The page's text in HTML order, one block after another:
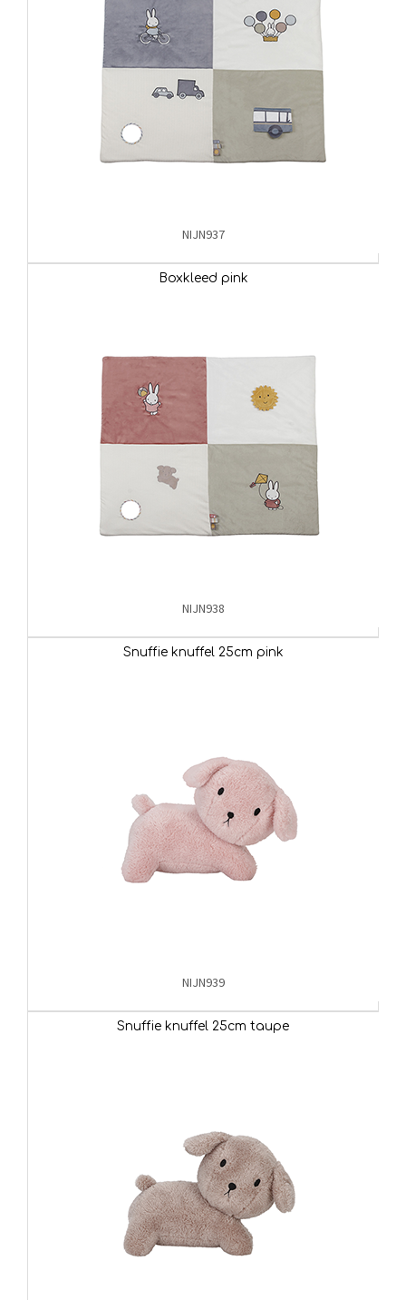
NIJN937
Boxkleed pink
NIJN938
Snuffie knuffel 25cm pink
NIJN939
Snuffie knuffel 25cm taupe